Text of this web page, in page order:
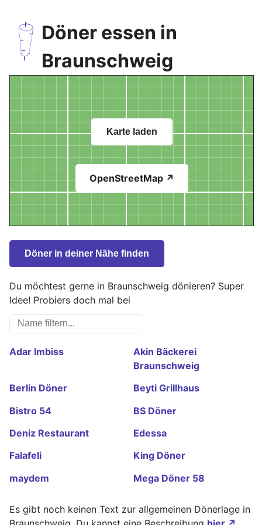
Döner essen in
Braunschweig
Karte laden
OpenStreetMap ↗
Döner in deiner Nähe finden
Du möchtest gerne in Braunschweig dönieren? Super
Idee! Probiers doch mal bei
Adar Imbiss
Akin Bäckerei
Braunschweig
Berlin Döner
Beyti Grillhaus
Bistro 54
BS Döner
Deniz Restaurant
Edessa
Falafeli
King Döner
maydem
Mega Döner 58
Es gibt noch keinen Text zur allgemeinen Dönerlage in